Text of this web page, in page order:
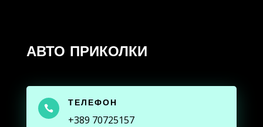
АВТО ПРИКОЛКИ

ТЕЛЕФОН
+389 70725157